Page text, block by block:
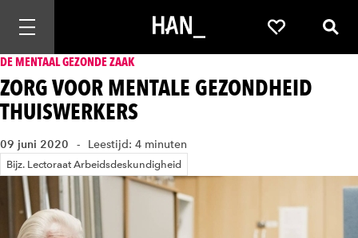
Mobiele navigatie openen Favorieten
DE MENTAAL GEZONDE ZAAK
ZORG VOOR MENTALE GEZONDHEID
THUISWERKERS
09 juni 2020 Leestijd: 4 minuten
Bijz. Lectoraat Arbeidsdeskundigheid